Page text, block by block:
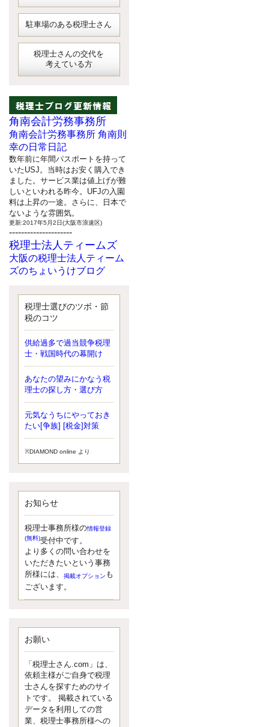
駐車場のある税理士さん
税理士さんの交代を
考えている方
角南会計労務事務所
角南会計労務事務所 角南則
幸の日常日記
数年前に年間パスポートを持って
いたUSJ。当時はお安く購入でき
ました。サービス業は値上げが難
しいといわれる昨今。UFJの入園
料は上昇の一途。さらに、日本で
ないような雰囲気。
更新:2017年5月2日(大阪市浪速区)
---------------------
税理士法人ティームズ
大阪の税理士法人ティーム
ズのちょいうけブログ
なったことに気付いた、税理士の
北井です。寂しいです。 先日、テ
ィームズイベントとしてバーベキ
ップしようと思いましたが、そこ
はセンスある後のブロガーに任せ
ようと思います。
更新:2017年5月1日(大阪市北区)
---------------------
サクセス会計事務所
サクセス税理士のお役立ち
ブログ
平成２７年１月１日以降開始の相
続より、相続税の基礎控除額（相
続税が課税されない遺産の上限
しています。
更新:2017年5月1日(大阪市中央区)
湘南BUN税理士事務所
湘南のぽっちゃり女性税理
士松村文子と湘南ＢＵ
また最近、税理士試験のご相談を
受けることおおくなりました。受
験申し込み受け付け開始になるか
ダメと思う前に、全力で勝負して
みたいです！
京都のやわらか女性税理
イクメン税理士による税金
ブログです。
なくて七クセ 目は口ほどにモノを
税理士選びのツボ・節
税のコツ
供給過多で過当競争税理
士・戦国時代の幕開け
あなたの望みにかなう税
理士の探し方・選び方
元気なうちにやっておき
たい[争族] [税金]対策
※DIAMOND online より
お知らせ
税理士事務所様の情報登録
(無料)受付中です。
より多くの問い合わせを
いただきたいという事務
所様には、
掲載オプション も
ございます。
お願い
「税理士さん.com」は、
依頼主様がご自身で税理
士さんを探すためのサイ
トです。 掲載されている
データを利用しての営
業、税理士事務所様への